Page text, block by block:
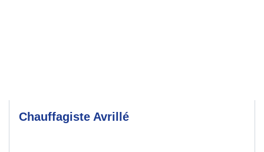
Chauffagiste Avrillé